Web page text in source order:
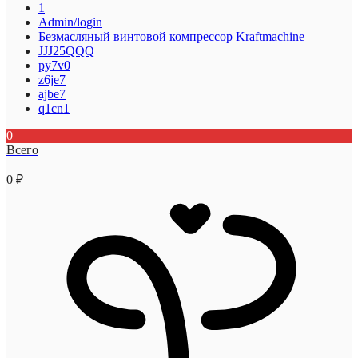
1
Admin/login
Безмасляный винтовой компрессор Kraftmaсhine
JJJ25QQQ
py7v0
z6je7
ajbe7
q1cn1
0
Всего
0 ₽